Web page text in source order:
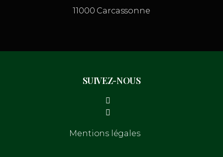
11000 Carcassonne
SUIVEZ-NOUS
Mentions légales